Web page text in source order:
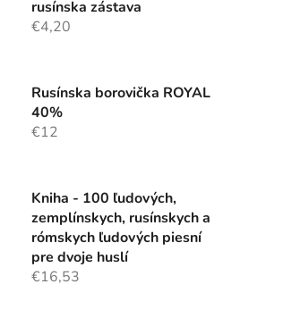
rusínska zástava
€4,20
Rusínska borovička ROYAL
40%
€12
Kniha - 100 ľudových,
zemplínskych, rusínskych a
rómskych ľudových piesní
pre dvoje huslí
€16,53